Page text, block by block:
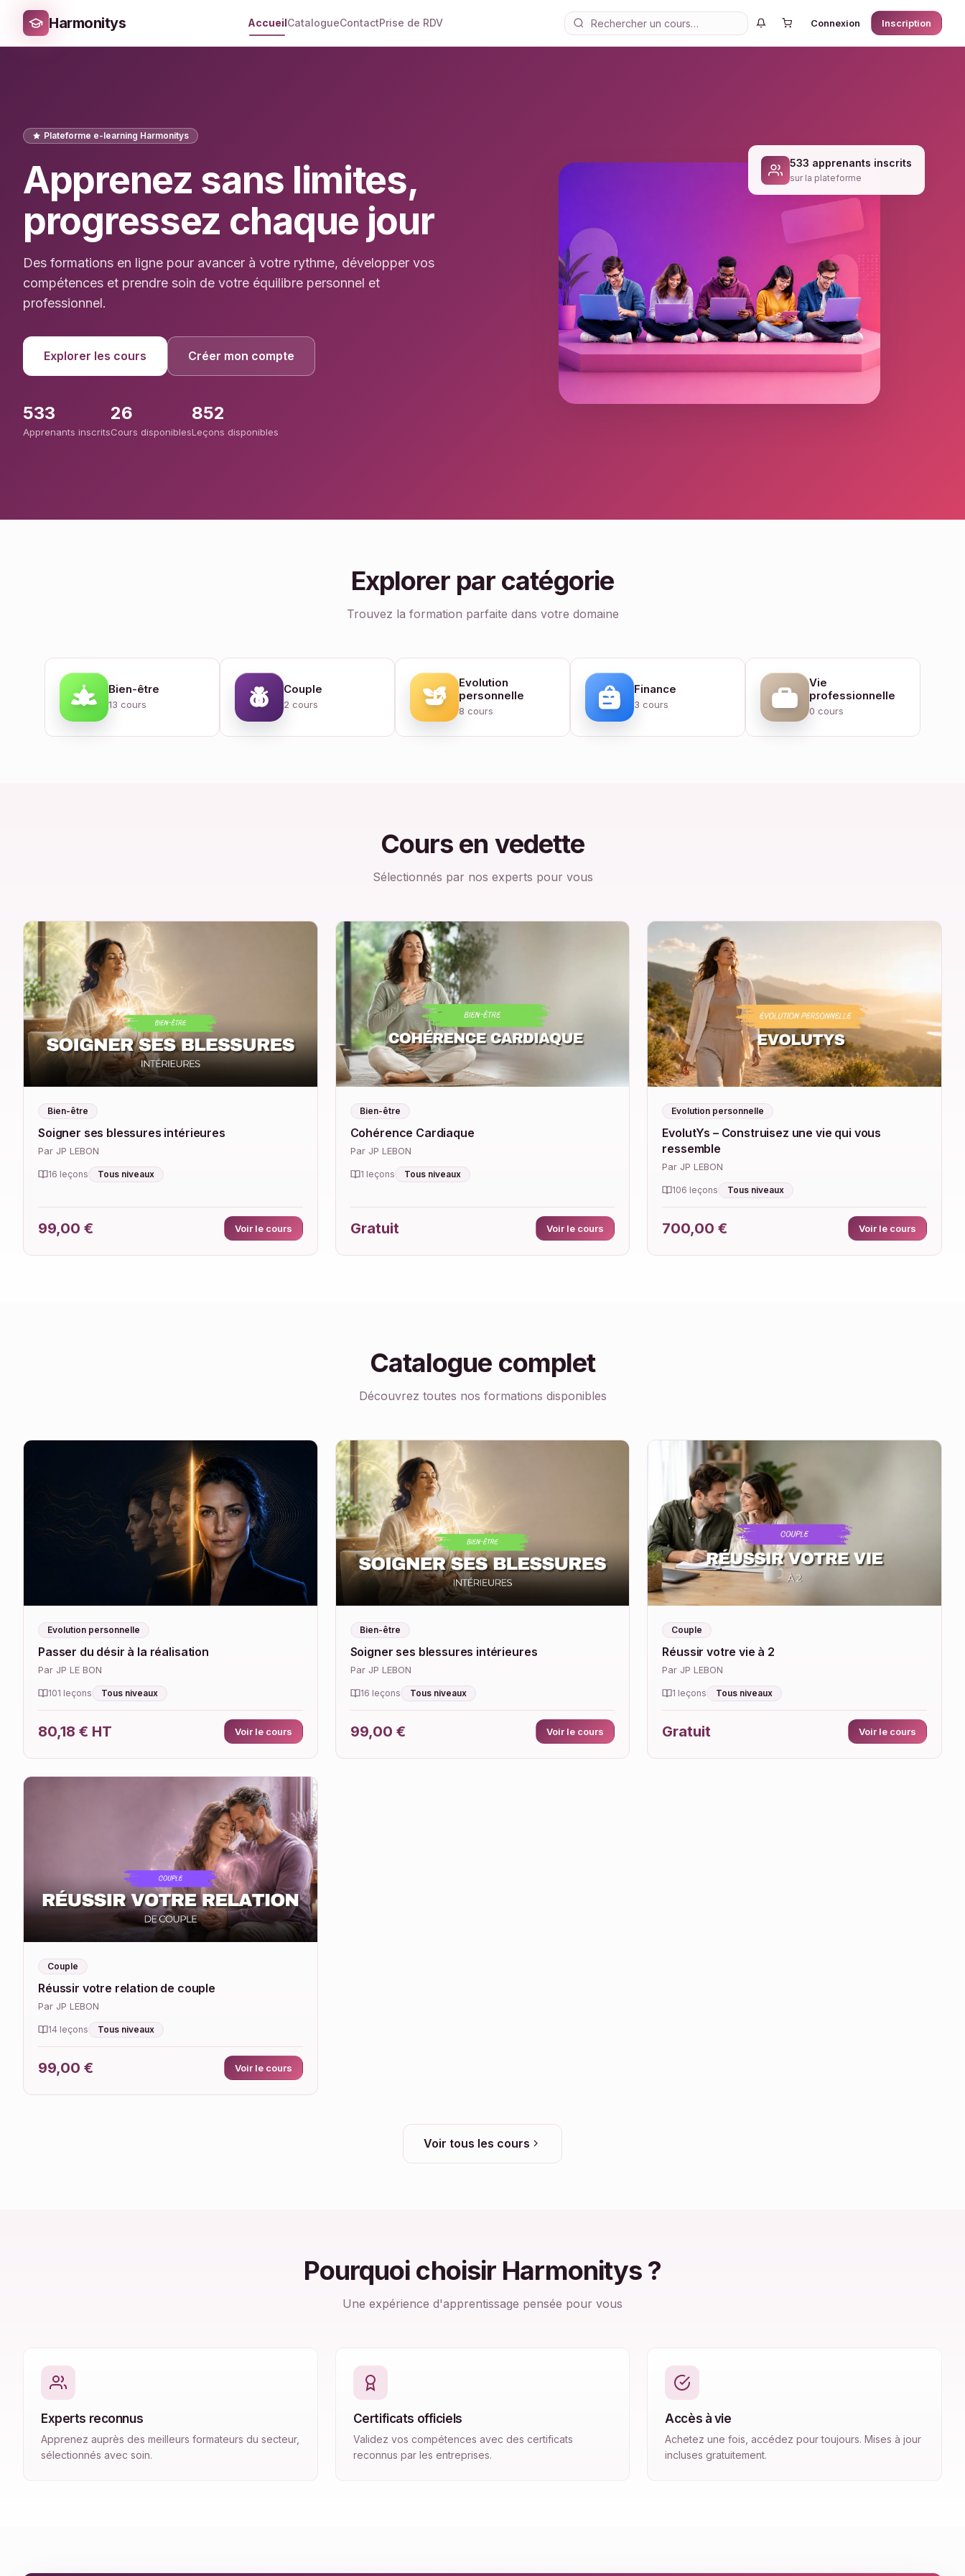
Harmonitys AccueilCatalogueContactPrise de RDV Connexion Inscription
Plateforme e-learning Harmonitys
Apprenez sans limites,
progressez chaque jour
Des formations en ligne pour avancer à votre rythme, développer vos
compétences et prendre soin de votre équilibre personnel et
professionnel.
Explorer les cours Créer mon compte
533
Apprenants inscrits
26
Cours disponibles
852
Leçons disponibles
533 apprenants inscrits
sur la plateforme
Explorer par catégorie
Trouvez la formation parfaite dans votre domaine
Bien-être
13 cours
Couple
2 cours
Evolution
personnelle
8 cours
Finance
3 cours
Vie
professionnelle
0 cours
Cours en vedette
Sélectionnés par nos experts pour vous
Bien-être
Soigner ses blessures intérieures
Par JP LEBON
16 leçons Tous niveaux
99,00 € Voir le cours
Bien-être
Cohérence Cardiaque
Par JP LEBON
1 leçons Tous niveaux
Gratuit Voir le cours
Evolution personnelle
EvolutYs – Construisez une vie qui vous
ressemble
Par JP LEBON
106 leçons Tous niveaux
700,00 € Voir le cours
Catalogue complet
Découvrez toutes nos formations disponibles
Evolution personnelle
Passer du désir à la réalisation
Par JP LE BON
101 leçons Tous niveaux
80,18 € HT Voir le cours
Bien-être
Soigner ses blessures intérieures
Par JP LEBON
16 leçons Tous niveaux
99,00 € Voir le cours
Couple
Réussir votre vie à 2
Par JP LEBON
1 leçons Tous niveaux
Gratuit Voir le cours
Couple
Réussir votre relation de couple
Par JP LEBON
14 leçons Tous niveaux
99,00 € Voir le cours
Voir tous les cours
Pourquoi choisir Harmonitys ?
Une expérience d'apprentissage pensée pour vous
Experts reconnus
Apprenez auprès des meilleurs formateurs du secteur,
sélectionnés avec soin.
Certificats officiels
Validez vos compétences avec des certificats
reconnus par les entreprises.
Accès à vie
Achetez une fois, accédez pour toujours. Mises à jour
incluses gratuitement.